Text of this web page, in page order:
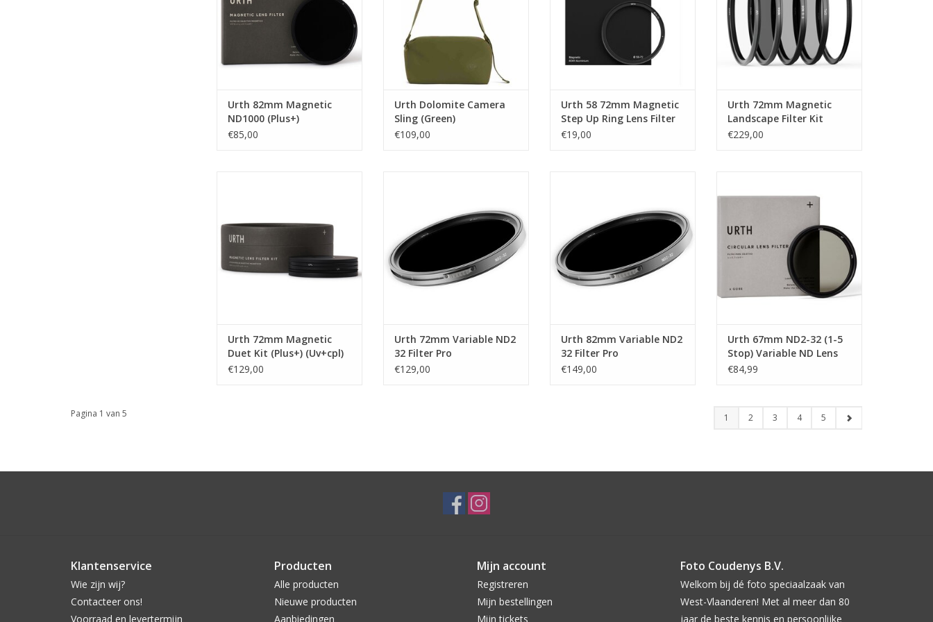
Urth 82mm Magnetic
ND1000 (Plus+)
€85,00
Urth Dolomite Camera
Sling (Green)
€109,00
Urth 58 72mm Magnetic
Step Up Ring Lens Filter
Adapter
€19,00
Urth 72mm Magnetic
Landscape Filter Kit
Plus+ (UV CPL SGND8
€229,00
Urth 72mm Magnetic
Duet Kit (Plus+) (Uv+cpl)
€129,00
TOEVOEGEN AAN WINKELWAGEN
Urth 72mm Variable ND2
32 Filter Pro
€129,00
TOEVOEGEN AAN WINKELWAGEN
Urth 82mm Variable ND2
32 Filter Pro
€149,00
Urth 67mm ND2-32 (1-5
Stop) Variable ND Lens
Filter (Plus+)
€84,99
Pagina 1 van 5 1 2 3 4 5
Klantenservice
Wie zijn wij?
Contacteer ons!
Voorraad en levertermijn
Producten
Alle producten
Nieuwe producten
Aanbiedingen
Mijn account
Registreren
Mijn bestellingen
Mijn tickets
Foto Coudenys B.V.
Welkom bij dé foto speciaalzaak van
West-Vlaanderen! Met al meer dan 80
jaar de beste kennis en persoonlijke